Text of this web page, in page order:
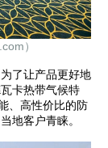
）
了让产品更好地
卡热带气候特
、高性价比的防
地客户青睐。